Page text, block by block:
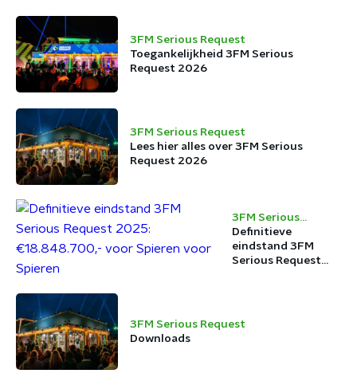
3FM Serious Request
Toegankelijkheid 3FM Serious
Request 2026
3FM Serious Request
Lees hier alles over 3FM Serious
Request 2026
3FM Serious
Request
Definitieve
eindstand 3FM
Serious Request
Spieren
3FM Serious Request
Downloads